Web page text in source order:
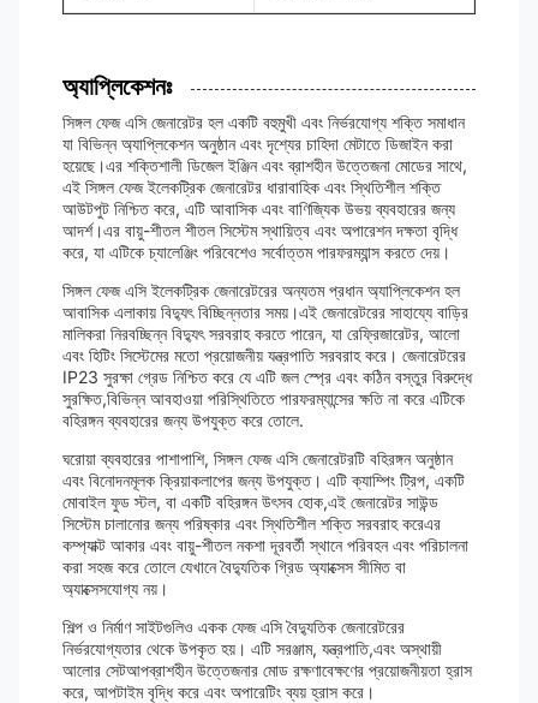
অ্যাপ্লিকেশনঃ
সিঙ্গল ফেজ এসি জেনারেটর হল একটি বহুমুখী এবং নির্ভরযোগ্য শক্তি সমাধান
যা বিভিন্ন অ্যাপ্লিকেশন অনুষ্ঠান এবং দৃশ্যের চাহিদা মেটাতে ডিজাইন করা
হয়েছে।এর শক্তিশালী ডিজেল ইঞ্জিন এবং ব্রাশহীন উত্তেজনা মোডের সাথে,
এই সিঙ্গল ফেজ ইলেকট্রিক জেনারেটর ধারাবাহিক এবং স্থিতিশীল শক্তি
আউটপুট নিশ্চিত করে, এটি আবাসিক এবং বাণিজ্যিক উভয় ব্যবহারের জন্য
আদর্শ।এর বায়ু-শীতল শীতল সিস্টেম স্থায়িত্ব এবং অপারেশন দক্ষতা বৃদ্ধি
করে, যা এটিকে চ্যালেঞ্জিং পরিবেশেও সর্বোত্তম পারফরম্যান্স করতে দেয়।
সিঙ্গল ফেজ এসি ইলেকট্রিক জেনারেটরের অন্যতম প্রধান অ্যাপ্লিকেশন হল
আবাসিক এলাকায় বিদ্যুৎ বিচ্ছিন্নতার সময়।এই জেনারেটরের সাহায্যে বাড়ির
মালিকরা নিরবচ্ছিন্ন বিদ্যুৎ সরবরাহ করতে পারেন, যা রেফ্রিজারেটর, আলো
এবং হিটিং সিস্টেমের মতো প্রয়োজনীয় যন্ত্রপাতি সরবরাহ করে। জেনারেটরের
IP23 সুরক্ষা গ্রেড নিশ্চিত করে যে এটি জল স্প্রে এবং কঠিন বস্তুর বিরুদ্ধে
সুরক্ষিত,বিভিন্ন আবহাওয়া পরিস্থিতিতে পারফরম্যান্সের ক্ষতি না করে এটিকে
বহিরঙ্গন ব্যবহারের জন্য উপযুক্ত করে তোলে.
ঘরোয়া ব্যবহারের পাশাপাশি, সিঙ্গল ফেজ এসি জেনারেটরটি বহিরঙ্গন অনুষ্ঠান
এবং বিনোদনমূলক ক্রিয়াকলাপের জন্য উপযুক্ত। এটি ক্যাম্পিং ট্রিপ, একটি
মোবাইল ফুড স্টল, বা একটি বহিরঙ্গন উৎসব হোক,এই জেনারেটর সাউন্ড
সিস্টেম চালানোর জন্য পরিষ্কার এবং স্থিতিশীল শক্তি সরবরাহ করেএর
কম্প্যাক্ট আকার এবং বায়ু-শীতল নকশা দূরবর্তী স্থানে পরিবহন এবং পরিচালনা
করা সহজ করে তোলে যেখানে বৈদ্যুতিক গ্রিড অ্যাক্সেস সীমিত বা
অ্যাক্সেসযোগ্য নয়।
শিল্প ও নির্মাণ সাইটগুলিও একক ফেজ এসি বৈদ্যুতিক জেনারেটরের
নির্ভরযোগ্যতার থেকে উপকৃত হয়। এটি সরঞ্জাম, যন্ত্রপাতি,এবং অস্থায়ী
আলোর সেটআপব্রাশহীন উত্তেজনার মোড রক্ষণাবেক্ষণের প্রয়োজনীয়তা হ্রাস
করে, আপটাইম বৃদ্ধি করে এবং অপারেটিং ব্যয় হ্রাস করে।